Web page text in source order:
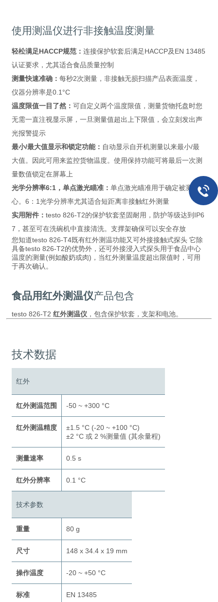
使用测温仪进行非接触温度测量
轻松满足HACCP规范：连接保护软套后满足HACCP及EN 13485
认证要求，尤其适合食品质量控制
测量快速准确：每秒2次测量，非接触无损扫描产品表面温度，
仪器分辨率是0.1°C
温度限值一目了然：可自定义两个温度限值，测量货物托盘时您
无需一直注视显示屏，一旦测量值超出上下限值，会立刻发出声
光报警提示
最小/最大值显示和锁定功能： 自动显示自开机测量以来最小/最
大值。因此可用来监控货物温度。使用保持功能可将最后一次测
量数值锁定在屏幕上
光学分辨率6:1，单点激光瞄准：单点激光瞄准用于确定被测物中
心。6：1光学分辨率尤其适合短距离非接触红外测量
实用附件：testo 826-T2的保护软套坚固耐用，防护等级达到IP6
7，甚至可在洗碗机中直接清洗。支撑架确保可以安全存放
您知道testo 826-T4既有红外测温功能又可外接接触式探头 它除
具备testo 826-T2的优势外，还可外接浸入式探头用于食品中心
温度的测量(例如酸奶或肉)，当红外测量温度超出限值时，可用
于再次确认。
食品用红外测温仪产品包含
testo 826-T2红外测温仪 ，包含保护软套，支架和电池。
技术数据
红外
红外测温范围 -50 ~ +300 °C
红外测温精度
±1.5 °C (-20 ~ +100 °C)
±2 °C 或 2 %测量值 (其余量程)
测量速率 0.5 s
红外分辨率 0.1 °C
技术参数
重量 80 g
尺寸 148 x 34.4 x 19 mm
操作温度 -20 ~ +50 °C
标准 EN 13485